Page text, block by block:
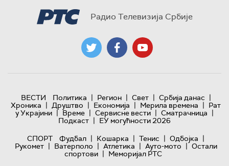
Радио Телевизија Србије
ВЕСТИ Политика | Регион | Свет | Србија данас |
Хроника | Друштво | Економија | Мерила времена | Рат
у Украјини | Време | Сервисне вести | Сматрачница |
Подкаст | ЕУ могућности 2026
СПОРТ
Фудбал | Кошарка | Тенис | Одбојка |
Рукомет | Ватерполо | Атлетика | Ауто-мото | Остали
спортови | Меморијал РТС